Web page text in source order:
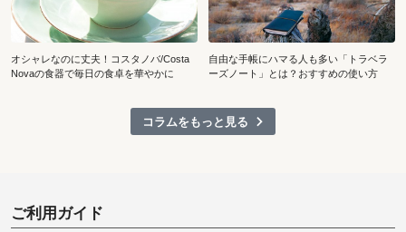
オシャレなのに丈夫！コスタノバ/Costa
Novaの食器で毎日の食卓を華やかに
自由な手帳にハマる人も多い「トラベラ
ーズノート」とは？おすすめの使い方
コラムをもっと見る
ご利用ガイド